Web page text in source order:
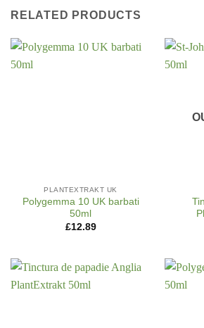
RELATED PRODUCTS
PLANTEXTRAKT UK
Polygemma 10 UK barbati
50ml
£12.89